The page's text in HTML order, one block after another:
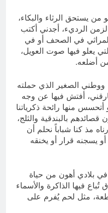
من يستحق الرثاء والبكاء،
الرديء، أجدني أكتب
في الصحف أو في
يعلو فيها صوت العويل،
أضلعه.
الصغير الذي حملته
أفتش فيها عن وجه
منها رائحة ذكرياتنا
بالبندقية والثلج،
مذ كنا شباباً نحلم أن
يسجنه قرار أو يخنقه
بلادي أهون من حياة
فيها الذاكرة والأسماء
مثل لحم يُفرم على